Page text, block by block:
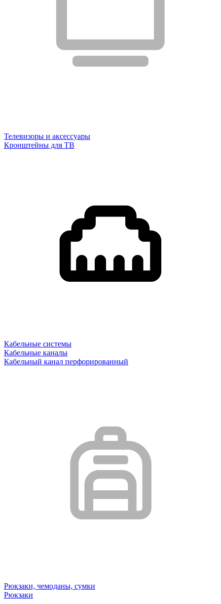
Телевизоры и аксессуары
Кронштейны для ТВ
Кабельные системы
Кабельные каналы
Кабельный канал перфорированный
Рюкзаки, чемоданы, сумки
Рюкзаки